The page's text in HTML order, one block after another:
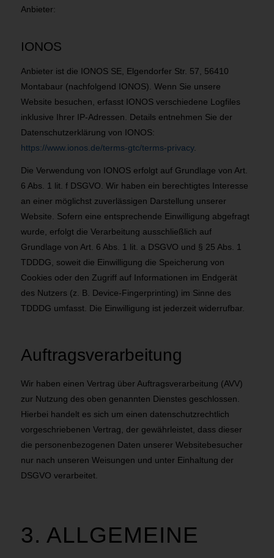
Anbieter:
IONOS
Anbieter ist die IONOS SE, Elgendorfer Str. 57, 56410
Montabaur (nachfolgend IONOS). Wenn Sie unsere
Website besuchen, erfasst IONOS verschiedene Logfiles
inklusive Ihrer IP-Adressen. Details entnehmen Sie der
Datenschutzerklärung von IONOS:
https://www.ionos.de/terms-gtc/terms-privacy.
Die Verwendung von IONOS erfolgt auf Grundlage von Art.
6 Abs. 1 lit. f DSGVO. Wir haben ein berechtigtes Interesse
an einer möglichst zuverlässigen Darstellung unserer
Website. Sofern eine entsprechende Einwilligung abgefragt
wurde, erfolgt die Verarbeitung ausschließlich auf
Grundlage von Art. 6 Abs. 1 lit. a DSGVO und § 25 Abs. 1
TDDDG, soweit die Einwilligung die Speicherung von
Cookies oder den Zugriff auf Informationen im Endgerät
des Nutzers (z. B. Device-Fingerprinting) im Sinne des
TDDDG umfasst. Die Einwilligung ist jederzeit widerrufbar.
Auftragsverarbeitung
Wir haben einen Vertrag über Auftragsverarbeitung (AVV)
zur Nutzung des oben genannten Dienstes geschlossen.
Hierbei handelt es sich um einen datenschutzrechtlich
vorgeschriebenen Vertrag, der gewährleistet, dass dieser
die personenbezogenen Daten unserer Websitebesucher
nur nach unseren Weisungen und unter Einhaltung der
DSGVO verarbeitet.
3. ALLGEMEINE